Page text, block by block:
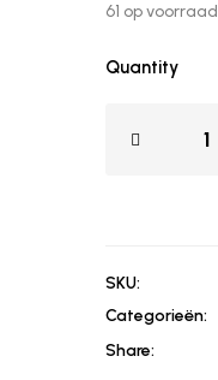
61 op voorraad
Quantity
SKU:
Categorieën:
Share: